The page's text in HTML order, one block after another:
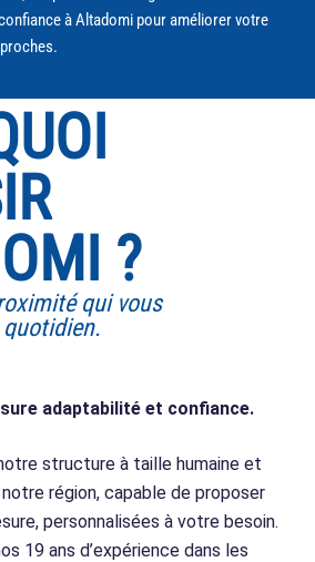
à Altadomi pour améliorer votre
?
qui vous
adaptabilité et confiance.
structure à taille humaine et
région, capable de proposer
personnalisées à votre besoin.
19 ans d’expérience dans les